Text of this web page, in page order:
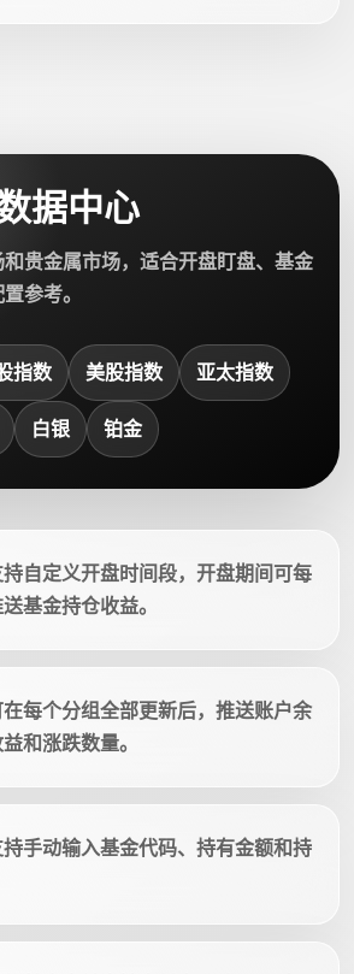
据中心
贵金属市场，适合开盘盯盘、基金
参考。
指数 美股指数 亚太指数
白银 铂金
自定义开盘时间段，开盘期间可每
基金持仓收益。
每个分组全部更新后，推送账户余
和涨跌数量。
手动输入基金代码、持有金额和持